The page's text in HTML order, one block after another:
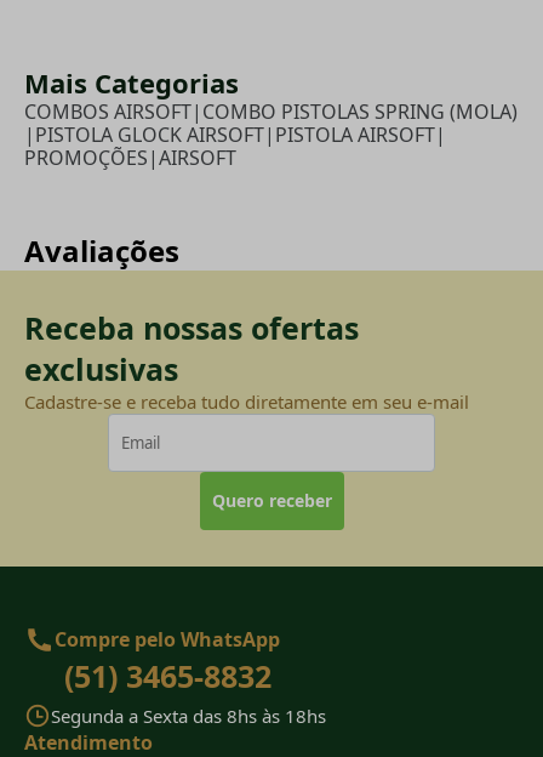
Mais Categorias
COMBOS AIRSOFT| COMBO PISTOLAS SPRING (MOLA)
| PISTOLA GLOCK AIRSOFT| PISTOLA AIRSOFT|
PROMOÇÕES|AIRSOFT
Avaliações
Receba nossas ofertas
exclusivas
Cadastre-se e receba tudo diretamente em seu e-mail
Quero receber
Compre pelo WhatsApp
(51) 3465-8832
Segunda a Sexta das 8hs às 18hs
Atendimento